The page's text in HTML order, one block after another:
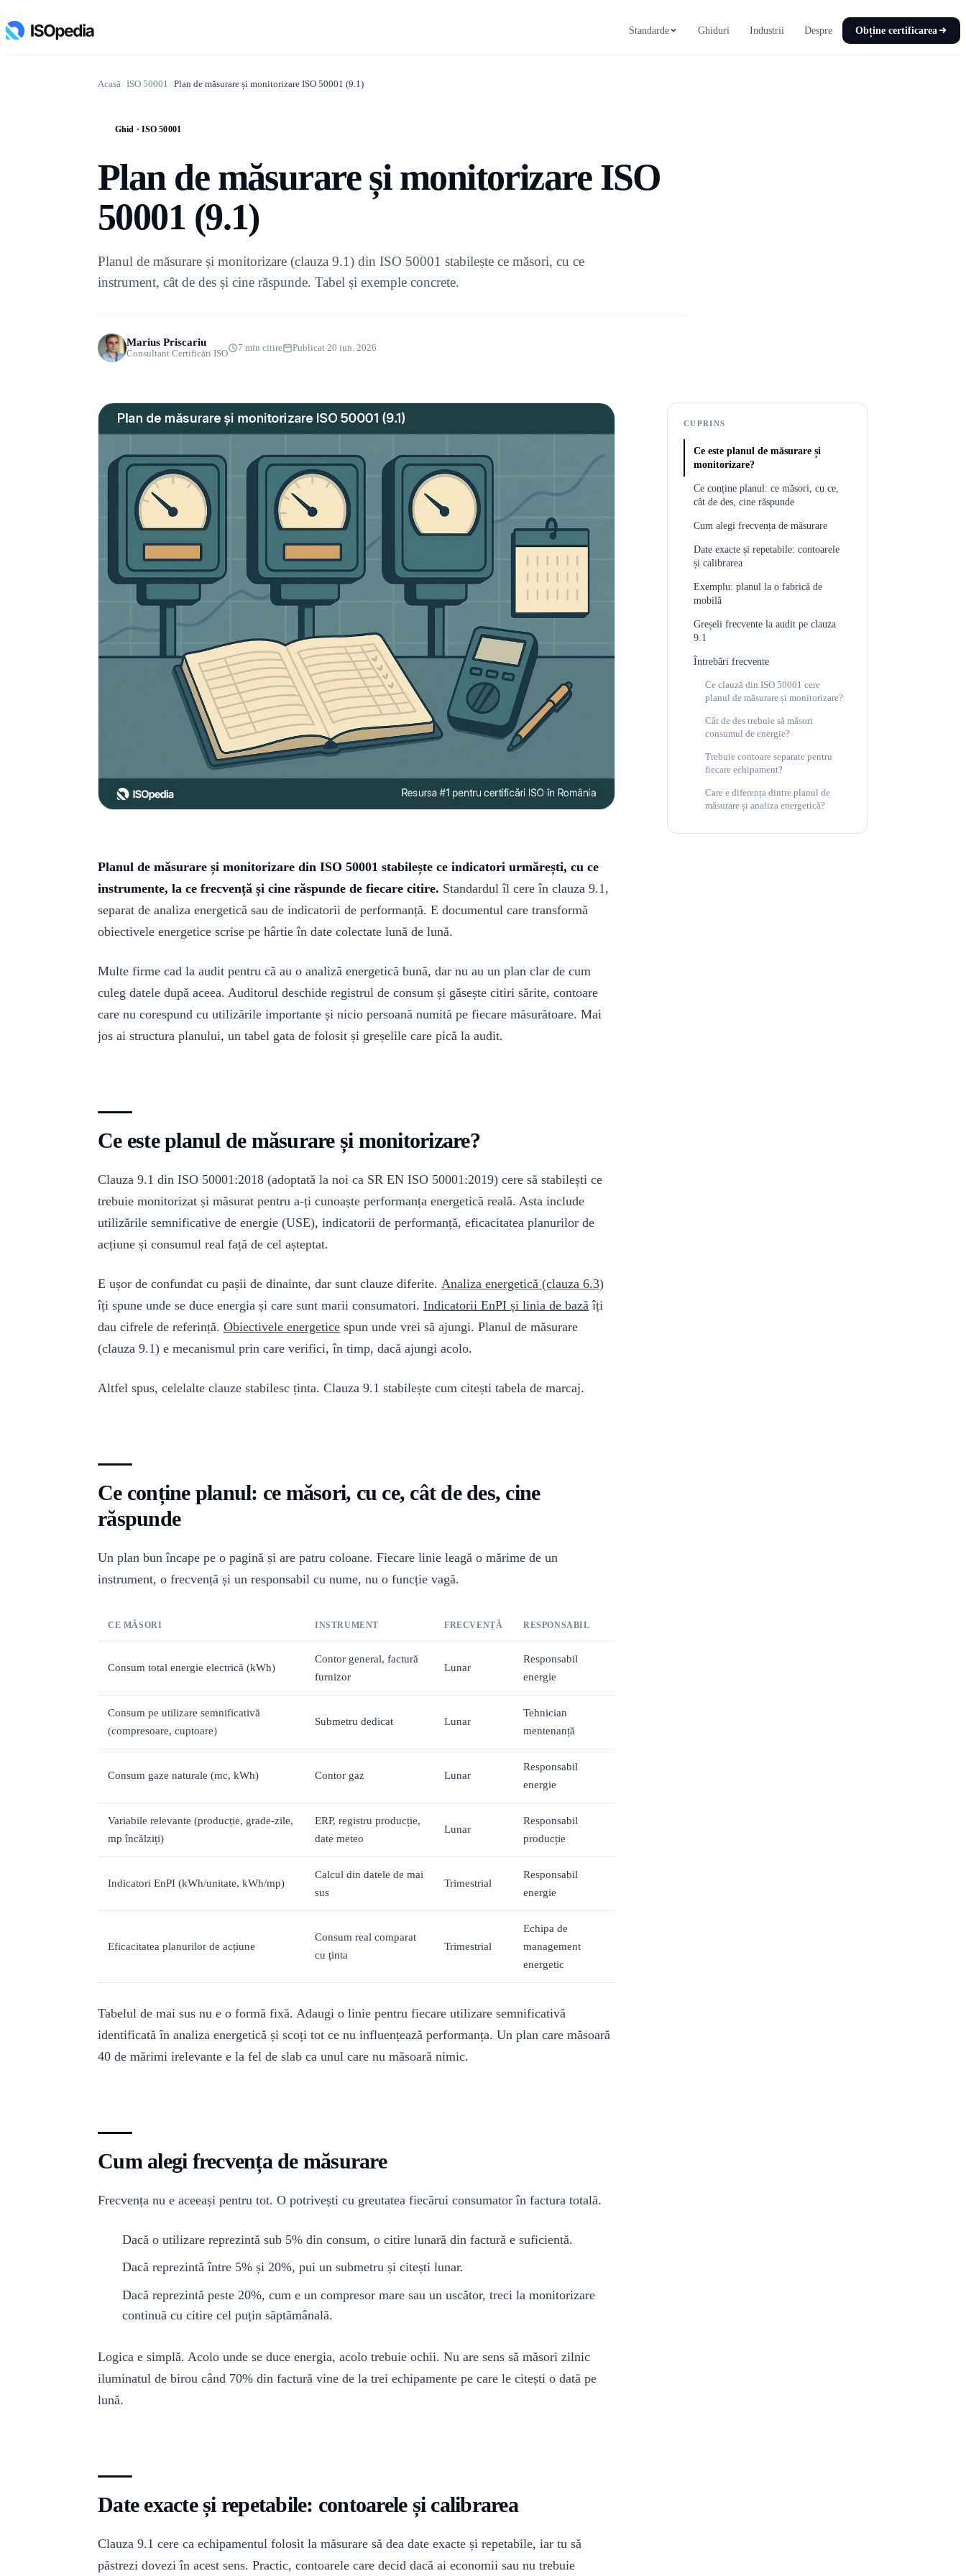
Standarde Ghiduri Industrii Despre Obține certificarea
Acasă/ ISO 50001 / Plan de măsurare și monitorizare ISO 50001 (9.1)
Ghid · ISO 50001
Plan de măsurare și monitorizare ISO
50001 (9.1)
Planul de măsurare și monitorizare (clauza 9.1) din ISO 50001 stabilește ce măsori, cu ce
instrument, cât de des și cine răspunde. Tabel și exemple concrete.
Marius Priscariu
Consultant Certificări ISO
7 min citire Publicat 20 iun. 2026
Planul de măsurare și monitorizare din ISO 50001 stabilește ce indicatori urmărești, cu ce
instrumente, la ce frecvență și cine răspunde de fiecare citire. Standardul îl cere în clauza 9.1,
separat de analiza energetică sau de indicatorii de performanță. E documentul care transformă
obiectivele energetice scrise pe hârtie în date colectate lună de lună.
Multe firme cad la audit pentru că au o analiză energetică bună, dar nu au un plan clar de cum
culeg datele după aceea. Auditorul deschide registrul de consum și găsește citiri sărite, contoare
care nu corespund cu utilizările importante și nicio persoană numită pe fiecare măsurătoare. Mai
jos ai structura planului, un tabel gata de folosit și greșelile care pică la audit.
Ce este planul de măsurare și monitorizare?
Clauza 9.1 din ISO 50001:2018 (adoptată la noi ca SR EN ISO 50001:2019) cere să stabilești ce
trebuie monitorizat și măsurat pentru a-ți cunoaște performanța energetică reală. Asta include
utilizările semnificative de energie (USE), indicatorii de performanță, eficacitatea planurilor de
acțiune și consumul real față de cel așteptat.
E ușor de confundat cu pașii de dinainte, dar sunt clauze diferite. Analiza energetică (clauza 6.3)
îți spune unde se duce energia și care sunt marii consumatori. Indicatorii EnPI și linia de bază îți
dau cifrele de referință. Obiectivele energetice spun unde vrei să ajungi. Planul de măsurare
(clauza 9.1) e mecanismul prin care verifici, în timp, dacă ajungi acolo.
Altfel spus, celelalte clauze stabilesc ținta. Clauza 9.1 stabilește cum citești tabela de marcaj.
Ce conține planul: ce măsori, cu ce, cât de des, cine
răspunde
Un plan bun încape pe o pagină și are patru coloane. Fiecare linie leagă o mărime de un
instrument, o frecvență și un responsabil cu nume, nu o funcție vagă.
CE MĂSORI INSTRUMENT FRECVENȚĂ RESPONSABIL
Consum total energie electrică (kWh)
Contor general, factură
furnizor
Lunar
Responsabil
energie
Consum pe utilizare semnificativă
(compresoare, cuptoare)
Submetru dedicat Lunar
Tehnician
mentenanță
Consum gaze naturale (mc, kWh) Contor gaz Lunar
Responsabil
energie
Variabile relevante (producție, grade-zile,
mp încălziți)
ERP, registru producție,
date meteo
Lunar
Responsabil
producție
Indicatori EnPI (kWh/unitate, kWh/mp)
Calcul din datele de mai
sus
Trimestrial
Responsabil
energie
Eficacitatea planurilor de acțiune
Consum real comparat
cu ținta
Trimestrial
Echipa de
management
energetic
Tabelul de mai sus nu e o formă fixă. Adaugi o linie pentru fiecare utilizare semnificativă
identificată în analiza energetică și scoți tot ce nu influențează performanța. Un plan care măsoară
40 de mărimi irelevante e la fel de slab ca unul care nu măsoară nimic.
Cum alegi frecvența de măsurare
Frecvența nu e aceeași pentru tot. O potrivești cu greutatea fiecărui consumator în factura totală.
Dacă o utilizare reprezintă sub 5% din consum, o citire lunară din factură e suficientă.
Dacă reprezintă între 5% și 20%, pui un submetru și citești lunar.
Dacă reprezintă peste 20%, cum e un compresor mare sau un uscător, treci la monitorizare
continuă cu citire cel puțin săptămânală.
Logica e simplă. Acolo unde se duce energia, acolo trebuie ochii. Nu are sens să măsori zilnic
iluminatul de birou când 70% din factură vine de la trei echipamente pe care le citești o dată pe
lună.
Date exacte și repetabile: contoarele și calibrarea
Clauza 9.1 cere ca echipamentul folosit la măsurare să dea date exacte și repetabile, iar tu să
păstrezi dovezi în acest sens. Practic, contoarele care decid dacă ai economii sau nu trebuie
CUPRINS
Ce este planul de măsurare și
monitorizare?
Ce conține planul: ce măsori, cu ce,
cât de des, cine răspunde
Cum alegi frecvența de măsurare
Date exacte și repetabile: contoarele
și calibrarea
Exemplu: planul la o fabrică de
mobilă
Greșeli frecvente la audit pe clauza
9.1
Întrebări frecvente
Ce clauză din ISO 50001 cere
planul de măsurare și monitorizare?
Cât de des trebuie să măsori
consumul de energie?
Trebuie contoare separate pentru
fiecare echipament?
Care e diferența dintre planul de
măsurare și analiza energetică?